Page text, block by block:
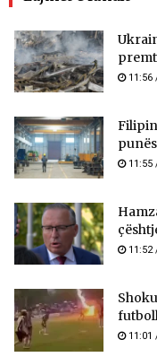
11:56
11:55
11:52
11:01